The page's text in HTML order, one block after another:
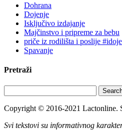
Dohrana
Dojenje
Isključivo izdajanje
Majčinstvo i pripreme za bebu
priče iz rodilišta i poslije
Spavanje
Pretraži
Copyright © 2016-2021 Lactonline.
Svi tekstovi su informativnog